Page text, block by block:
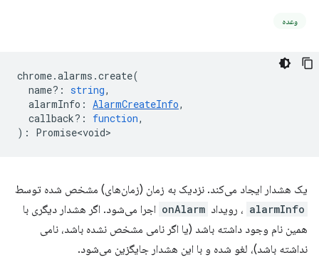
وعده
chrome.alarms .create(
name? : string,
alarmInfo : AlarmCreateInfo,
callback? : function,
) : Promise<void>
یک هشدار ایجاد می‌کند. نزدیک به زمان (زمان‌های) مشخص شده توسط
alarmInfo ، رویداد onAlarm اجرا می‌شود. اگر هشدار دیگری با
همین نام وجود داشته باشد (یا اگر نامی مشخص نشده باشد، نامی
نداشته باشد)، لغو شده و با این هشدار جایگزین می‌شود.